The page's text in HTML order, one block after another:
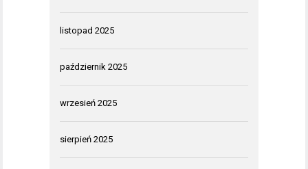
listopad 2025
październik 2025
wrzesień 2025
sierpień 2025